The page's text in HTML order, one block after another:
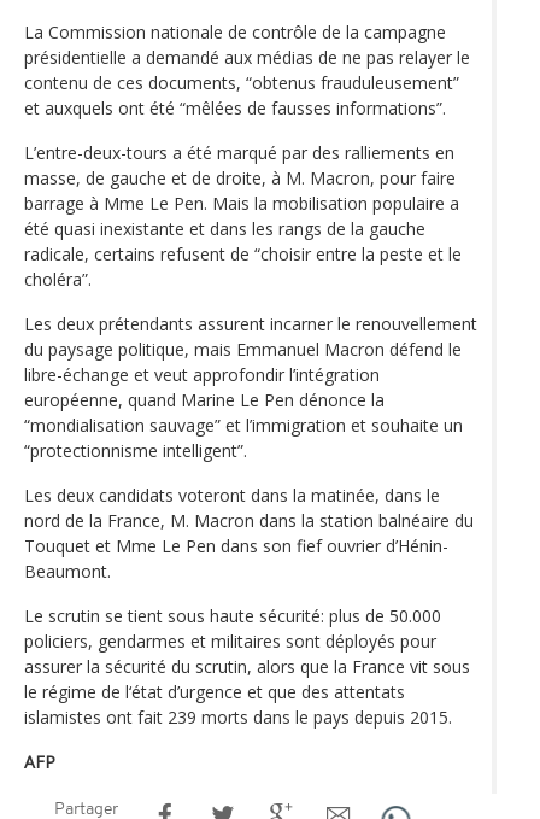
La Commission nationale de contrôle de la campagne
présidentielle a demandé aux médias de ne pas relayer le
contenu de ces documents, “obtenus frauduleusement”
et auxquels ont été “mêlées de fausses informations”.
L’entre-deux-tours a été marqué par des ralliements en
masse, de gauche et de droite, à M. Macron, pour faire
barrage à Mme Le Pen. Mais la mobilisation populaire a
été quasi inexistante et dans les rangs de la gauche
radicale, certains refusent de “choisir entre la peste et le
choléra”.
Les deux prétendants assurent incarner le renouvellement
du paysage politique, mais Emmanuel Macron défend le
libre-échange et veut approfondir l’intégration
européenne, quand Marine Le Pen dénonce la
“mondialisation sauvage” et l’immigration et souhaite un
“protectionnisme intelligent”.
Les deux candidats voteront dans la matinée, dans le
nord de la France, M. Macron dans la station balnéaire du
Touquet et Mme Le Pen dans son fief ouvrier d’Hénin-
Beaumont.
Le scrutin se tient sous haute sécurité: plus de 50.000
policiers, gendarmes et militaires sont déployés pour
assurer la sécurité du scrutin, alors que la France vit sous
le régime de l‘état d’urgence et que des attentats
islamistes ont fait 239 morts dans le pays depuis 2015.
AFP
Partager